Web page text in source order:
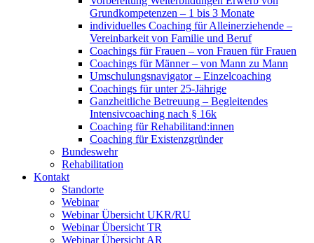
Grundkompetenzen – 1 bis 3 Monate
individuelles Coaching für Alleinerziehende –
Vereinbarkeit von Familie und Beruf
Coachings für Frauen – von Frauen für Frauen
Coachings für Männer – von Mann zu Mann
Umschulungsnavigator – Einzelcoaching
Coachings für unter 25-Jährige
Ganzheitliche Betreuung – Begleitendes
Intensivcoaching nach § 16k
Coaching für Rehabilitand:innen
Coaching für Existenzgründer
Bundeswehr
Rehabilitation
Kontakt
Standorte
Webinar
Webinar Übersicht UKR/RU
Webinar Übersicht TR
Webinar Übersicht AR